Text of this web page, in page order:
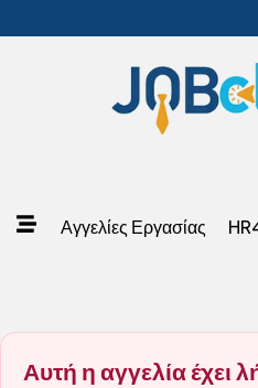
Αγγελίες Εργασίας
Αυτή η αγγελία έχει